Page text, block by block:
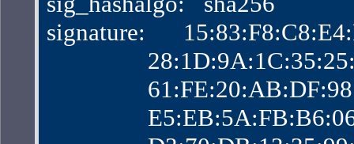
signature: